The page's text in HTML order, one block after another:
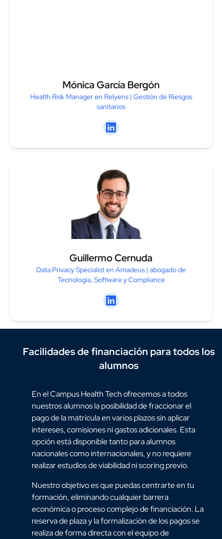
Mónica García Bergón
Health Risk Manager en Relyens | Gestión de Riesgos
sanitarios
Linkedin
Guillermo Cernuda
Data Privacy Specialist en Amadeus | abogado de
Tecnología, Software y Compliance
Linkedin
Facilidades de financiación para todos los
alumnos
En el Campus Health Tech ofrecemos a todos
nuestros alumnos la posibilidad de fraccionar el
pago de la matrícula en varios plazos sin aplicar
intereses, comisiones ni gastos adicionales. Esta
opción está disponible tanto para alumnos
nacionales como internacionales, y no requiere
realizar estudios de viabilidad ni scoring previo.
Nuestro objetivo es que puedas centrarte en tu
formación, eliminando cualquier barrera
económica o proceso complejo de financiación. La
reserva de plaza y la formalización de los pagos se
realiza de forma directa con el equipo de